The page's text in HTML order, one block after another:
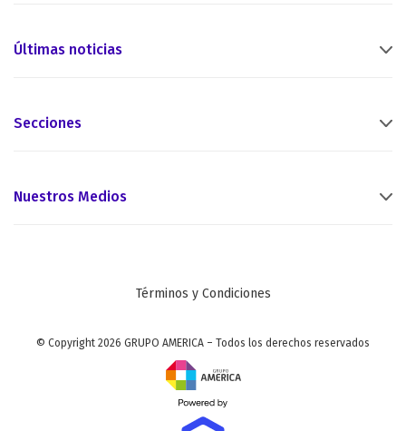
Últimas noticias
Secciones
Nuestros Medios
Términos y Condiciones
© Copyright 2026 GRUPO AMERICA – Todos los derechos reservados